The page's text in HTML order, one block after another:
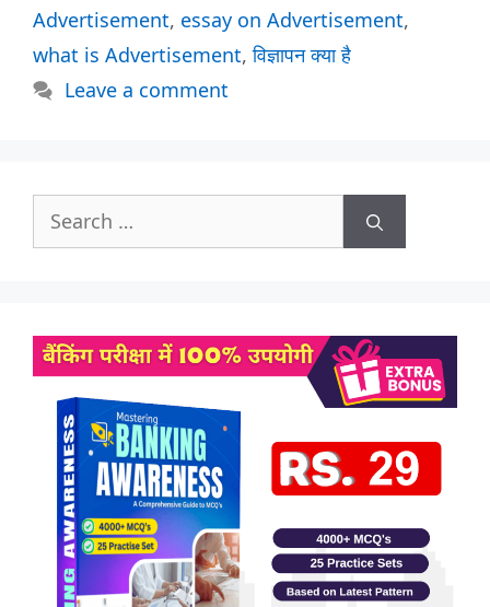
Advertisement, essay on Advertisement,
what is Advertisement,विज्ञापन क्या है
Leave a comment
for: